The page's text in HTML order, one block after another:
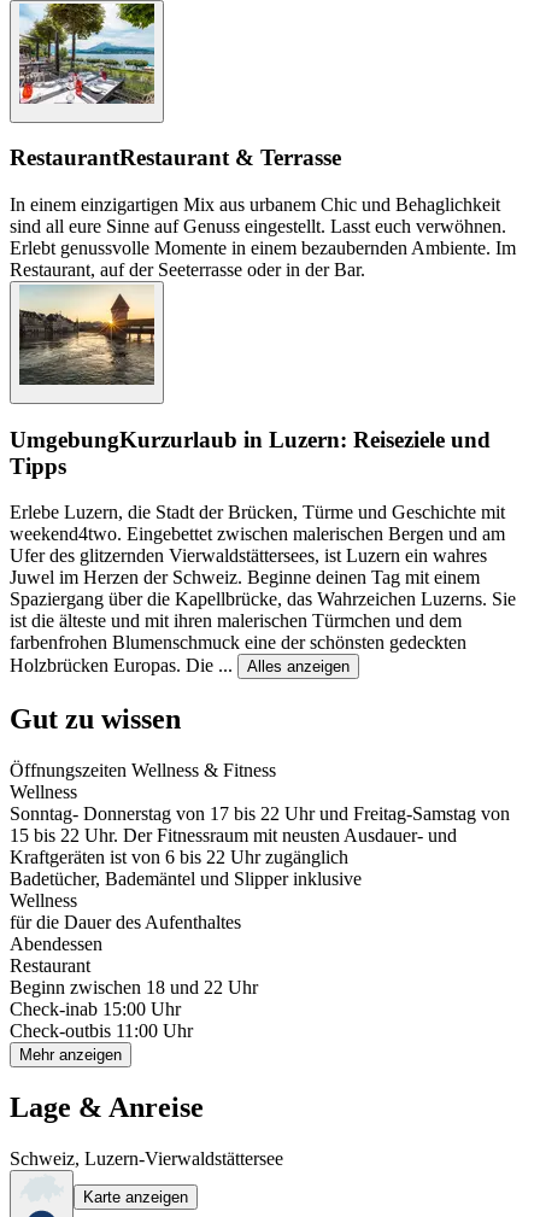
RestaurantRestaurant & Terrasse
In einem einzigartigen Mix aus urbanem Chic und Behaglichkeit
sind all eure Sinne auf Genuss eingestellt. Lasst euch verwöhnen.
Erlebt genussvolle Momente in einem bezaubernden Ambiente. Im
Restaurant, auf der Seeterrasse oder in der Bar.
UmgebungKurzurlaub in Luzern: Reiseziele und
Tipps
Erlebe Luzern, die Stadt der Brücken, Türme und Geschichte mit
weekend4two. Eingebettet zwischen malerischen Bergen und am
Ufer des glitzernden Vierwaldstättersees, ist Luzern ein wahres
Juwel im Herzen der Schweiz. Beginne deinen Tag mit einem
Spaziergang über die Kapellbrücke, das Wahrzeichen Luzerns. Sie
ist die älteste und mit ihren malerischen Türmchen und dem
farbenfrohen Blumenschmuck eine der schönsten gedeckten
Holzbrücken Europas. Die ... Alles anzeigen
Gut zu wissen
Öffnungszeiten Wellness & Fitness
Wellness
Sonntag- Donnerstag von 17 bis 22 Uhr und Freitag-Samstag von
15 bis 22 Uhr. Der Fitnessraum mit neusten Ausdauer- und
Kraftgeräten ist von 6 bis 22 Uhr zugänglich
Badetücher, Bademäntel und Slipper inklusive
Wellness
für die Dauer des Aufenthaltes
Abendessen
Restaurant
Beginn zwischen 18 und 22 Uhr
Check-inab 15:00 Uhr
Check-outbis 11:00 Uhr
Mehr anzeigen
Lage & Anreise
Schweiz, Luzern-Vierwaldstättersee
Karte anzeigen